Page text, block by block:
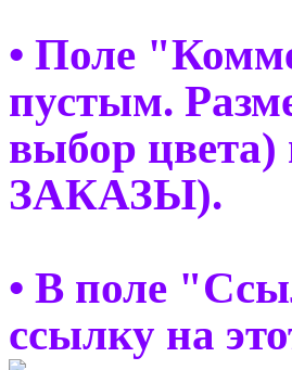
• Поле
пустым.
выбор
ЗАКАЗЫ).
• В поле
ссылку на